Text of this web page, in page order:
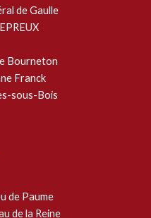
de Gaulle
Bourneton
Franck
sous-Bois
de Paume
de la Reine